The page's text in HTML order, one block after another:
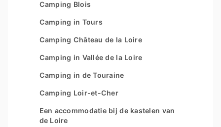
Le Moténo
Le Domaine de Drancourt
Le Logis
Camping Blois
Camping in Tours
Camping Château de la Loire
Camping in Vallée de la Loire
Camping in de Touraine
Camping Loir-et-Cher
Een accommodatie bij de kastelen van
de Loire